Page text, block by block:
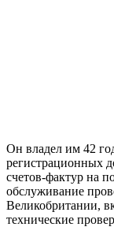
Он владел им 42
регистрационных
счетов-фактур на
обслуживание
Великобритании,
технические